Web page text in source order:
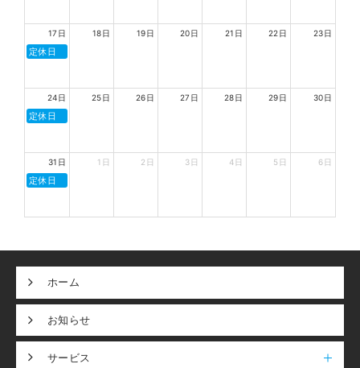
17日
定休日
18日 19日 20日 21日 22日 23日
24日
定休日
25日 26日 27日 28日 29日 30日
31日
定休日
1日 2日 3日 4日 5日 6日
ホーム
お知らせ
サービス